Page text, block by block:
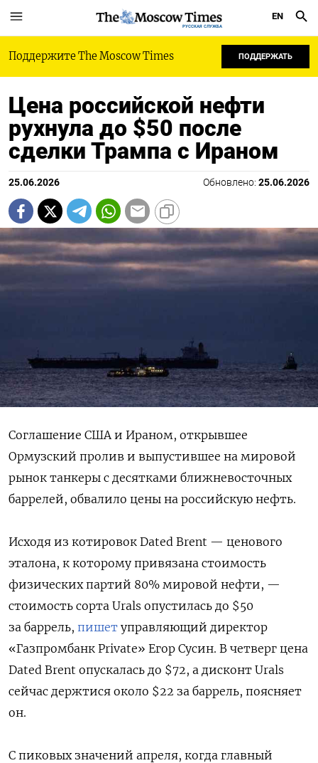
РУССКАЯ СЛУЖБА
EN
Поддержите The Moscow Times ПОДДЕРЖАТЬ
Цена российской нефти
рухнула до $50 после
сделки Трампа с Ираном
25.06.2026 Обновлено: 25.06.2026
Соглашение США и Ираном, открывшее
Ормузский пролив и выпустившее на мировой
рынок танкеры с десятками ближневосточных
баррелей, обвалило цены на российскую нефть.
Исходя из котировок Dated Brent — ценового
эталона, к которому привязана стоимость
физических партий 80% мировой нефти, —
стоимость сорта Urals опустилась до $50
за баррель, пишет управляющий директор
«Газпромбанк Private» Егор Сусин. В четверг цена
Dated Brent опускалась до $72, а дисконт Urals
сейчас держтися около $22 за баррель, поясняет
он.
C пиковых значений апреля, когда главный